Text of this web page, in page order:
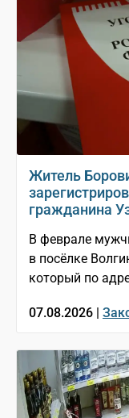
Житель
гражданина
В феврале
в посёлке
который по
07.08.2026 |